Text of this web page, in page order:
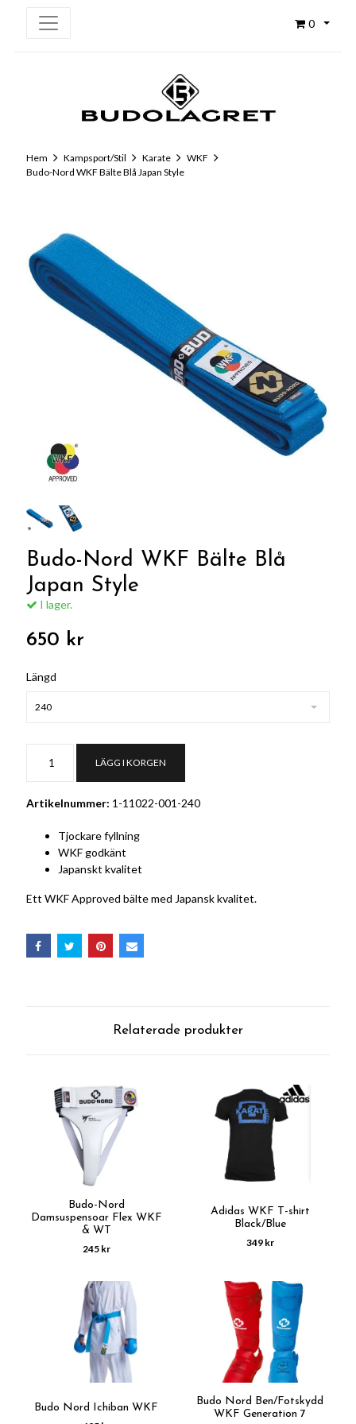
0
Hem Kampsport/Stil Karate
WKF
Budo-Nord WKF Bälte Blå Japan Style
Budo-Nord WKF Bälte Blå
Japan Style
I lager.
650 kr
Längd
240
LÄGG I KORGEN
Artikelnummer: 1-11022-001-240
Tjockare fyllning
WKF godkänt
Japanskt kvalitet
Ett WKF Approved bälte med Japansk kvalitet.
Relaterade produkter
Budo-Nord
Damsuspensoar Flex WKF
& WT
245 kr
Adidas WKF T-shirt
Black/Blue
349 kr
Budo Nord Ichiban WKF
Budo Nord Ben/Fotskydd
WKF Generation 7